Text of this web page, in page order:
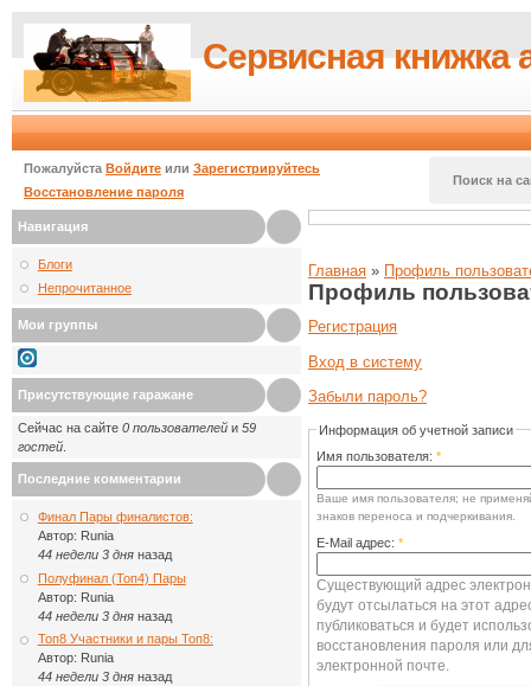
Сервисная книжка
Пожалуйста Войдите или Зарегистрируйтесь
Восстановление пароля
Поиск на
Навигация
Блоги
Непрочитанное
Мои группы
Присутствующие гаражане
Сейчас на сайте 0 пользователей и 59
гостей
Последние комментарии
Финал Пары финалистов:
Автор: Runia
44 недели 3 дняназад
Полуфинал (Топ4) Пары
Автор: Runia
44 недели 3 дняназад
Топ8 Участники и пары Топ8:
Автор: Runia
44 недели 3 дняназад
Главная » Профиль
Профиль
Регистрация
Вход в систему
Забыли пароль?
Информация об учетной записи
Имя пользователя: *
Ваше имя пользователя; не
знаков переноса и подчеркивания.
E-Mail адрес: *
Существующий адрес
будут отсылаться на этот
публиковаться и будет
восстановления пароля или
электронной почте.